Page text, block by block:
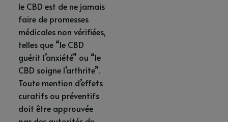
le CBD est de ne jamais
faire de promesses
médicales non vérifiées,
telles que “le CBD
guérit l’anxiété” ou “le
CBD soigne l’arthrite”.
Toute mention d’effets
curatifs ou préventifs
doit être approuvée